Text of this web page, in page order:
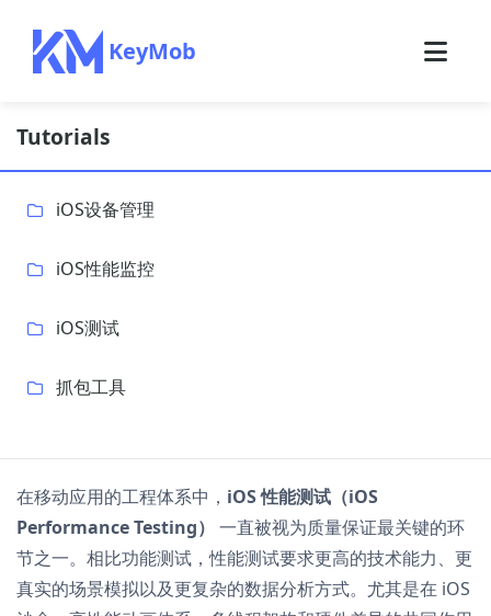
KeyMob
Tutorials
iOS设备管理
iOS性能监控
iOS测试
抓包工具
在移动应用的工程体系中， iOS 性能测试（iOS
Performance Testing） 一直被视为质量保证最关键的环
节之一。相比功能测试，性能测试要求更高的技术能力、更
真实的场景模拟以及更复杂的数据分析方式。尤其是在 iOS